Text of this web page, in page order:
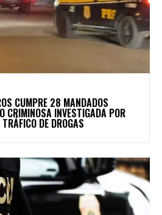
CUMPRE 28 MANDADOS
CRIMINOSA INVESTIGADA POR
DE DROGAS